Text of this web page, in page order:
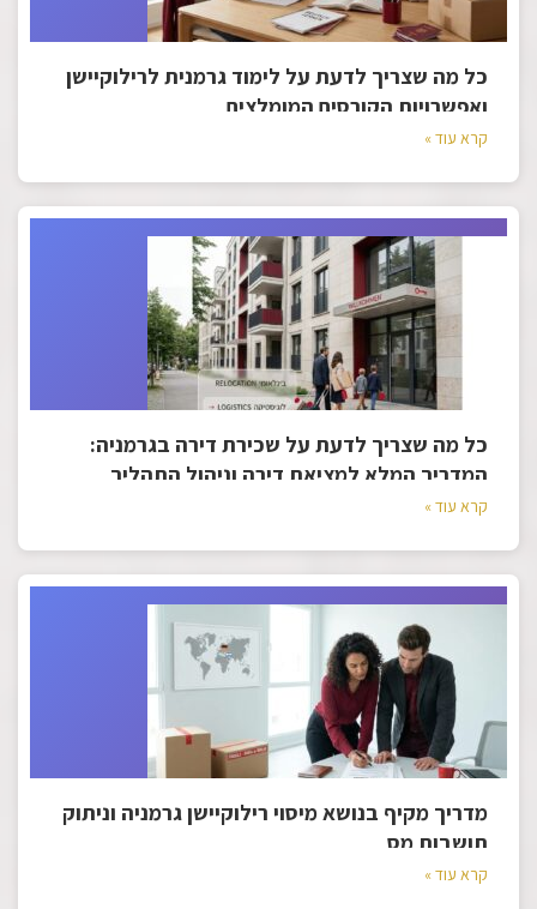
כל מה שצריך לדעת על לימוד גרמנית לרילוקיישן
ואפשרויות הקורסים המומלצים
קרא עוד »
כל מה שצריך לדעת על שכירת דירה בגרמניה:
המדריך המלא למציאת דירה וניהול התהליך
קרא עוד »
מדריך מקיף בנושא מיסוי רילוקיישן גרמניה וניתוק
תושבות מס
קרא עוד »